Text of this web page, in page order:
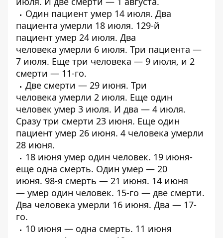
Один пациент умер 14 июля. Два
пациента умерли 18 июля. 129-й
пациент умер 24 июля. Два
человека умерли 6 июля. Три пациента —
7 июля. Еще три человека — 9 июля, и 2
смерти — 11-го.
Две смерти — 29 июня. Три
человека умерли 2 июля. Еще один
человек умер 3 июля. И два — 4 июля.
Сразу три смерти 23 июня. Еще один
пациент умер 26 июня. 4 человека умерли
28 июня.
18 июня умер один человек. 19 июня-
еще одна смерть. Один умер — 20
июня. 98-я смерть — 21 июня. 14 июня
— умер один человек. 15-го — две смерти.
Два человека умерли 16 июня. Два — 17-
го.
10 июня — одна смерть. 11 июня